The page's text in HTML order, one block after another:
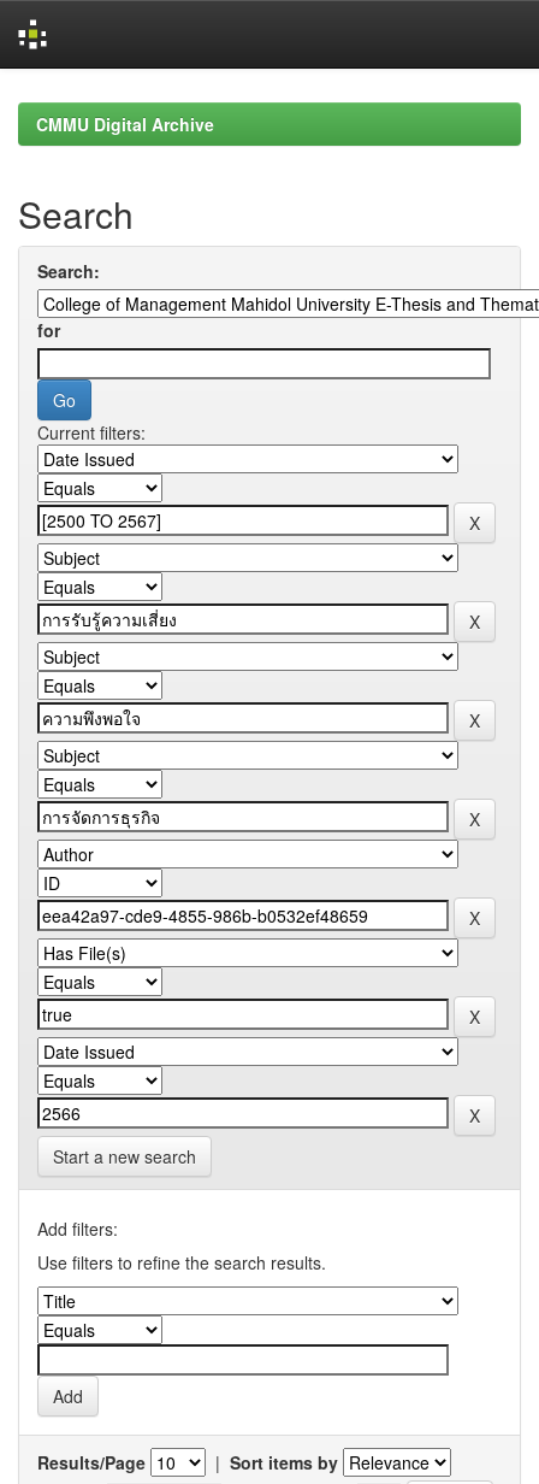
navigationCMMU Digital Archive
Search
Search:
for
Current filters:
Start a new search
Add filters:
Use filters to refine the search results.
Results/Page | Sort items by